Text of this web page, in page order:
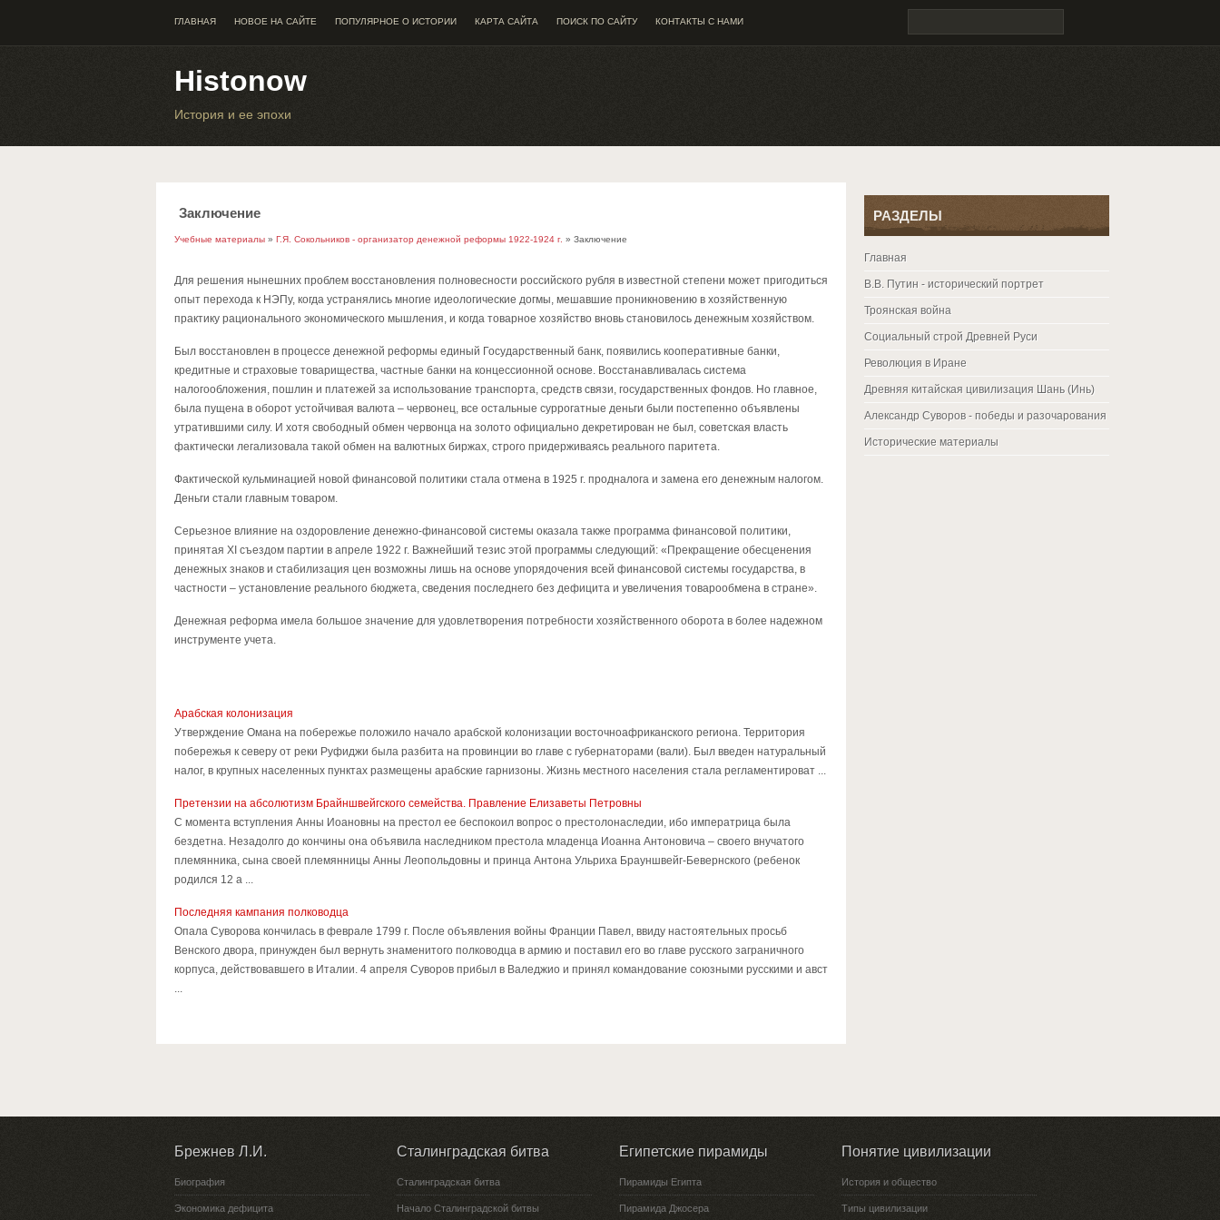
ГЛАВНАЯ НОВОЕ НА САЙТЕ ПОПУЛЯРНОЕ О ИСТОРИИ КАРТА САЙТА ПОИСК ПО САЙТУ КОНТАКТЫ С НАМИ
Histonow
История и ее эпохи
Заключение
Учебные материалы » Г.Я. Сокольников - организатор денежной реформы 1922-1924 г. » Заключение
Для решения нынешних проблем восстановления полновесности российского рубля в известной степени может пригодиться
опыт перехода к НЭПу, когда устранялись многие идеологические догмы, мешавшие проникновению в хозяйственную
практику рационального экономического мышления, и когда товарное хозяйство вновь становилось денежным хозяйством.
Был восстановлен в процессе денежной реформы единый Государственный банк, появились кооперативные банки,
кредитные и страховые товарищества, частные банки на концессионной основе. Восстанавливалась система
налогообложения, пошлин и платежей за использование транспорта, средств связи, государственных фондов. Но главное,
была пущена в оборот устойчивая валюта – червонец, все остальные суррогатные деньги были постепенно объявлены
утратившими силу. И хотя свободный обмен червонца на золото официально декретирован не был, советская власть
фактически легализовала такой обмен на валютных биржах, строго придерживаясь реального паритета.
Фактической кульминацией новой финансовой политики стала отмена в 1925 г. продналога и замена его денежным налогом.
Деньги стали главным товаром.
Серьезное влияние на оздоровление денежно-финансовой системы оказала также программа финансовой политики,
принятая XI съездом партии в апреле 1922 г. Важнейший тезис этой программы следующий: «Прекращение обесценения
денежных знаков и стабилизация цен возможны лишь на основе упорядочения всей финансовой системы государства, в
частности – установление реального бюджета, сведения последнего без дефицита и увеличения товарообмена в стране».
Денежная реформа имела большое значение для удовлетворения потребности хозяйственного оборота в более надежном
инструменте учета.
Арабская колонизация
Утверждение Омана на побережье положило начало арабской колонизации восточноафриканского региона. Территория
побережья к северу от реки Руфиджи была разбита на провинции во главе с губернаторами (вали). Был введен натуральный
налог, в крупных населенных пунктах размещены арабские гарнизоны. Жизнь местного населения стала регламентироват ...
Претензии на абсолютизм Брайншвейгского семейства. Правление Елизаветы Петровны
С момента вступления Анны Иоановны на престол ее беспокоил вопрос о престолонаследии, ибо императрица была
бездетна. Незадолго до кончины она объявила наследником престола младенца Иоанна Антоновича – своего внучатого
племянника, сына своей племянницы Анны Леопольдовны и принца Антона Ульриха Брауншвейг-Бевернского (ребенок
родился 12 а ...
Последняя кампания полководца
Опала Суворова кончилась в феврале 1799 г. После объявления войны Франции Павел, ввиду настоятельных просьб
Венского двора, принужден был вернуть знаменитого полководца в армию и поставил его во главе русского заграничного
корпуса, действовавшего в Италии. 4 апреля Суворов прибыл в Валеджио и принял командование союзными русскими и авст
...
РАЗДЕЛЫ
Главная
В.В. Путин - исторический портрет
Троянская война
Социальный строй Древней Руси
Революция в Иране
Древняя китайская цивилизация Шань (Инь)
Александр Суворов - победы и разочарования
Исторические материалы
Брежнев Л.И.
Биография
Экономика дефицита
Сталинградская битва
Сталинградская битва
Начало Сталинградской битвы
Египетские пирамиды
Пирамиды Египта
Пирамида Джосера
Понятие цивилизации
История и общество
Типы цивилизации